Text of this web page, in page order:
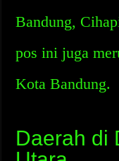
Bandung,
pos ini juga
Kota Bandung.
Daerah di